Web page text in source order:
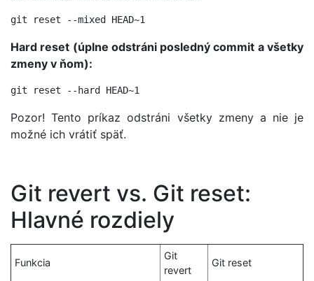
Hard reset (úplne odstráni posledný commit a všetky
zmeny v ňom):
Pozor! Tento príkaz odstráni všetky zmeny a nie je
možné ich vrátiť späť.
Git revert vs. Git reset:
Hlavné rozdiely
Funkcia
Git
revert
Git reset